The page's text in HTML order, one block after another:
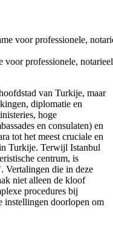
voor professionele,
van Turkije, maar
diplomatie en
hoge
en consulaten) en
tot het meest cruciale en
Turkije. Terwijl Istanbul
centrum, is
Vertalingen die in deze
niet alleen de kloof
procedures bij
instellingen doorlopen om